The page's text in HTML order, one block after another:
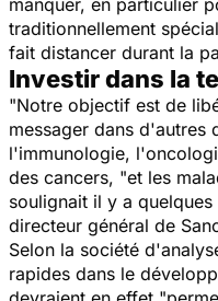
traditionnellement
fait distancer durant la
Investir dans la
"Notre objectif est de
messager dans d'autres
l'immunologie,
des cancers, "et les
soulignait il y a
directeur général de
Selon la société
rapides dans le